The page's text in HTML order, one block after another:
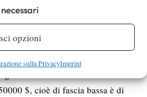
necessari
opzioni
sulla PrivacyImprint
atp) e costi ancora maggiori.
sia poi così diverso: ci si va
l’ospitalità è sistematica, (ma
se però ci si arriva con un
$, cioè di fascia bassa è di